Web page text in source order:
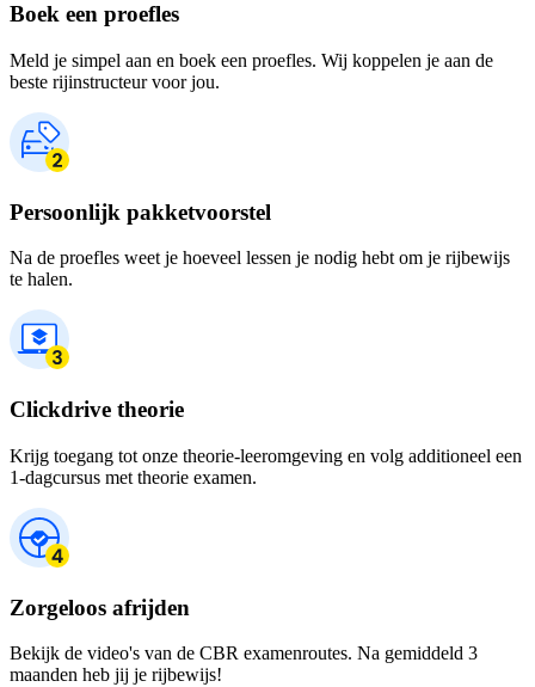
Boek een proefles
Meld je simpel aan en boek een proefles. Wij koppelen je aan de
beste rijinstructeur voor jou.
Persoonlijk pakketvoorstel
Na de proefles weet je hoeveel lessen je nodig hebt om je rijbewijs
te halen.
Clickdrive theorie
Krijg toegang tot onze theorie-leeromgeving en volg additioneel een
1-dagcursus met theorie examen.
Zorgeloos afrijden
Bekijk de video's van de CBR examenroutes. Na gemiddeld 3
maanden heb jij je rijbewijs!